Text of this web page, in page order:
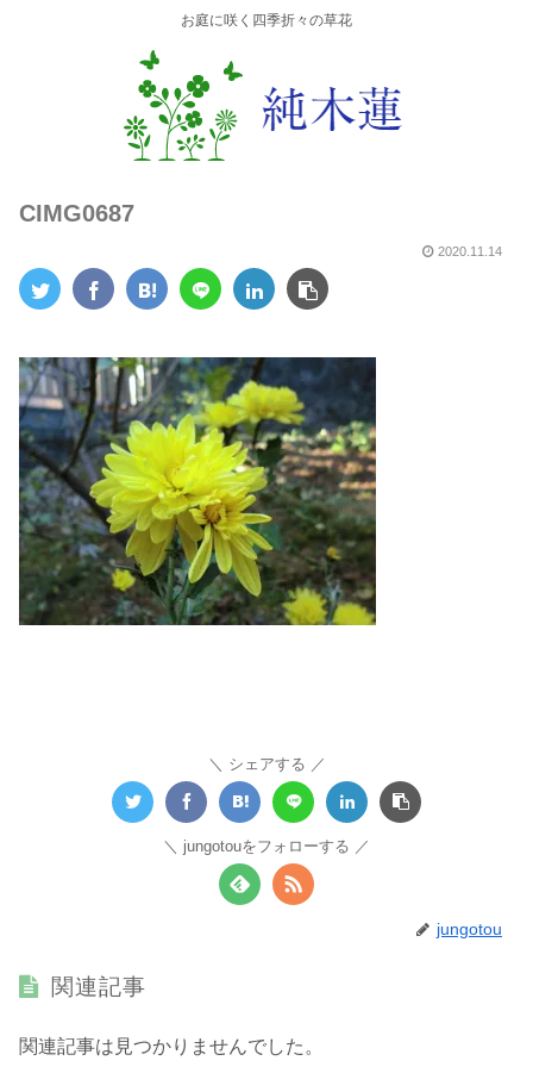
お庭に咲く四季折々の草花
CIMG0687
2020.11.14
シェアする
jungotouをフォローする
jungotou
関連記事
関連記事は見つかりませんでした。